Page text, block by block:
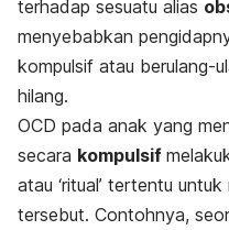
terhadap sesuatu alias
menyebabkan
kompulsif atau berulang-
hilang.
OCD pada anak yang
secara kompulsif
atau ‘ritual’ tertentu
tersebut. Contohnya,